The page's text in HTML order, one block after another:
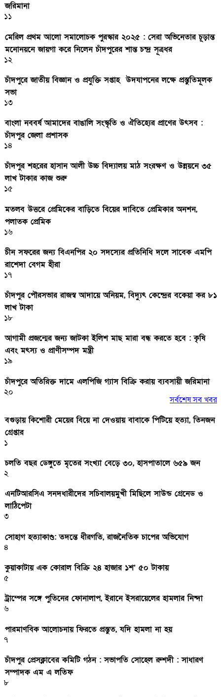
জরিমানা
১১
মেরিল প্রথম আলো সমালোচক পুরস্কার ২০২৫ : সেরা অভিনেতার চূড়ান্ত
মনোনয়নে জায়গা করে নিলেন চাঁদপুরের শান্ত চন্দ্র সূত্রধর
১২
চাঁদপুরে জাতীয় বিজ্ঞান ও প্রযুক্তি সপ্তাহ উদযাপনের লক্ষে প্রস্তুতিমূলক
সভা
১৩
বাংলা নববর্ষ আমাদের বাঙালি সংস্কৃতি ও ঐতিহ্যের প্রাণের উৎসব :
চাঁদপুর জেলা প্রশাসক
১৪
চাঁদপুর শহরের হাসান আলী উচ্চ বিদ্যালয় মাঠ সংরক্ষণ ও উন্নয়নে ৩৫
লাখ টাকার কাজ শুরু
১৫
মতলব উত্তরে প্রেমিকের বাড়িতে বিয়ের দাবিতে প্রেমিকার অনশন,
পলাতক প্রেমিক
১৬
চীন সফরের জন্য বিএনপির ২০ সদস্যের প্রতিনিধি দলে সাবেক এমপি
রাশেদা বেগম হীরা
১৭
চাঁদপুর পৌরসভার রাজস্ব আদায়ে অনিয়ম, বিদ্যুৎ কেন্দ্রের বকেয়া কর ৮১
লাখ টাকা
১৮
আগামী প্রজন্মের জন্য জাটকা ইলিশ মাছ মারা বন্ধ করতে হবে : কৃষি
এবং মৎস্য ও প্রাণীসম্পদ মন্ত্রী
১৯
চাঁদপুরে অতিরিক্ত দামে এলপিজি গ্যাস বিক্রি করায় ব্যবসায়ী জরিমানা
২০
সর্বশেষ সব খবর
বগুড়ায় কিশোরী মেয়ের বিয়ে না দেওয়ায় বাবাকে পিটিয়ে হত্যা, তিনজন
গ্রেপ্তার
১
চলতি বছর ডেঙ্গুতে মৃতের সংখ্যা বেড়ে ৩০, হাসপাতালে ৬৫৯ জন
২
এনটিআরসিএ সনদধারীদের সচিবালয়মুখী মিছিলে সাউন্ড গ্রেনেড ও
লাঠিপেটা
৩
সোহাগ হত্যাকাণ্ড: তদন্তে ধীরগতি, রাজনৈতিক চাপের অভিযোগ
৪
কুয়াকাটায় এক কোরাল বিক্রি ২৪ হাজার ১শ’ ৫০ টাকায়
৫
ট্রাম্পের সঙ্গে পুতিনের ফোনালাপ, ইরানে ইসরায়েলের হামলার নিন্দা
৬
পারমাণবিক আলোচনায় ফিরতে প্রস্তুত, যদি হামলা না হয়
৭
চাঁদপুর প্রেসক্লাবের কমিটি গঠন : সভাপতি সোহেল রুশদী : সাধারণ
সম্পাদক এম এ লতিফ
৮